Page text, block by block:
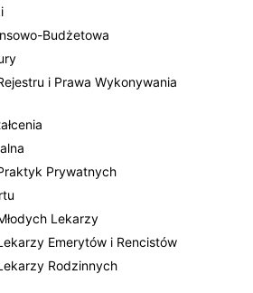
Budżetowa
i Prawa Wykonywania
Prywatnych
Lekarzy
Emerytów i Rencistów
Rodzinnych